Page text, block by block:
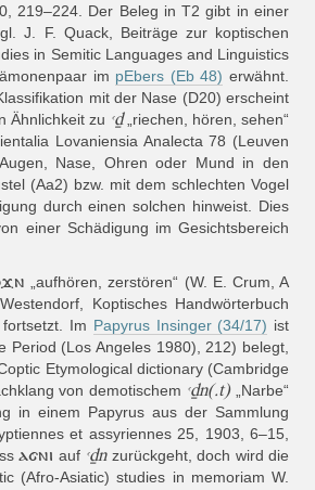
219–224. Der Beleg in T2 gibt in einer
J. F. Quack, Beiträge zur koptischen
in Semitic Languages and Linguistics
im pEbers (Eb 48) erwähnt
mit der Nase (D20) erscheint
Ähnlichkeit zu ꜥḏ„riechen, hören, sehen“
Lovaniensia Analecta 78 (Leuven
Nase, Ohren oder Mund in den
(Aa2) bzw. mit dem schlechten Vogel
durch einen solchen hinweist. Dies
einer Schädigung im Gesichtsbereich
„aufhören, zerstören“ (W. E. Crum, A
Koptisches Handwörterbuch
Im Papyrus Insinger (34/17) ist
Period (Los Angeles 1980) , 212) belegt,
Etymological dictionary (Cambridge
von demotischem ꜥḏn(.t)„Narbe“
in einem Papyrus aus der Sammlung
et assyriennes 25, 1903, 6–15,
ⲁϭⲛⲓ auf ꜥḏnzurückgeht, doch wird die
(Afro-Asiatic) studies in memoriam W.